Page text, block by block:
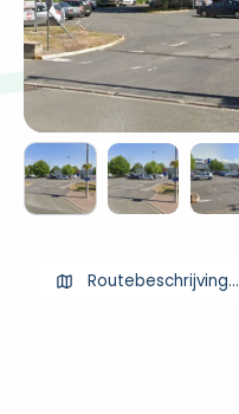
Routebeschrijving